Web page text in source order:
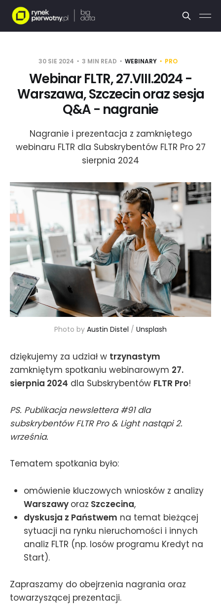
30 SIE 2024 3 MIN READ WEBINARY PRO
Webinar FLTR, 27.VIII.2024 -
Warszawa, Szczecin oraz sesja
Q&A - nagranie
Nagranie i prezentacja z zamkniętego
webinaru FLTR dla Subskrybentów FLTR Pro 27
sierpnia 2024
Photo by Austin Distel / Unsplash
dziękujemy za udział w trzynastym
zamkniętym spotkaniu webinarowym 27.
sierpnia 2024 dla Subskrybentów FLTR Pro!
PS. Publikacja newslettera #91 dla
subskrybentów FLTR Pro & Light nastąpi 2.
września.
Tematem spotkania było:
omówienie kluczowych wniosków z analizy
Warszawy oraz Szczecina,
dyskusja z Państwem na temat bieżącej
sytuacji na rynku nieruchomości i innych
analiz FLTR (np. losów programu Kredyt na
Start).
Zapraszamy do obejrzenia nagrania oraz
towarzyszącej prezentacji.